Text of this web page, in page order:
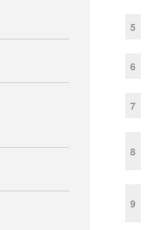
5
6
7
8
9